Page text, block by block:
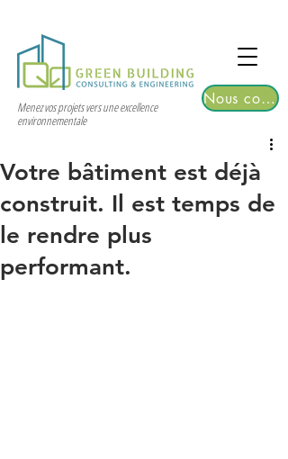
2026 | Registrations are now open!
Menez vos projets vers une excellence
environnementale
Nous contacter
Votre bâtiment est déjà
construit. Il est temps de
le rendre plus
performant.